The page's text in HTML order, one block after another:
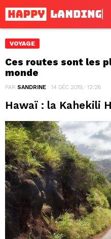
VOYAGE
Ces routes sont les
monde
PAR SANDRINE 14 DÉC 2019, · 12:26
Hawaï : la Kahekili